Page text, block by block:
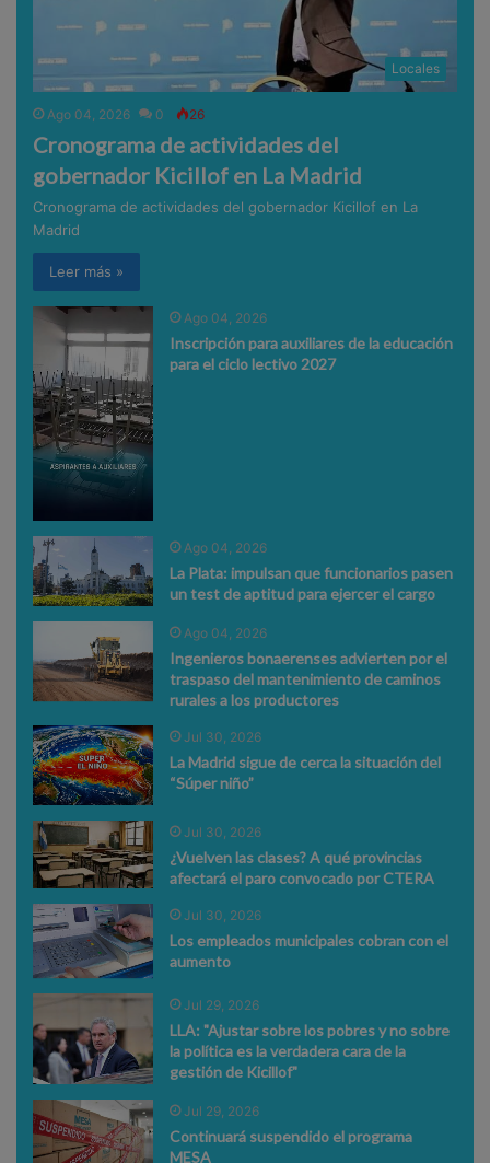
Locales
Ago 04, 2026 0 26
Cronograma de actividades del
gobernador Kicillof en La Madrid
Cronograma de actividades del gobernador Kicillof en La
Madrid
Leer más »
Ago 04, 2026
Inscripción para auxiliares de la educación
para el ciclo lectivo 2027
Ago 04, 2026
La Plata: impulsan que funcionarios pasen
un test de aptitud para ejercer el cargo
Ago 04, 2026
Ingenieros bonaerenses advierten por el
traspaso del mantenimiento de caminos
rurales a los productores
Jul 30, 2026
La Madrid sigue de cerca la situación del
“Súper niño”
Jul 30, 2026
¿Vuelven las clases? A qué provincias
afectará el paro convocado por CTERA
Jul 30, 2026
Los empleados municipales cobran con el
aumento
Jul 29, 2026
LLA: "Ajustar sobre los pobres y no sobre
la política es la verdadera cara de la
gestión de Kicillof"
Jul 29, 2026
Continuará suspendido el programa
MESA